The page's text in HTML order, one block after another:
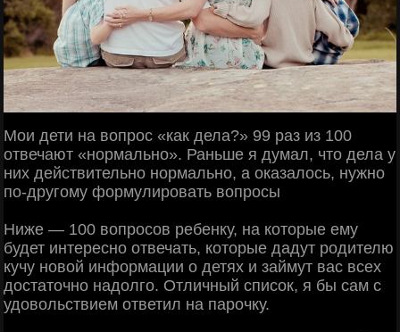
Мои дети на вопрос «как дела?» 99 раз из 100
отвечают «нормально». Раньше я думал, что дела у
них действительно нормально, а оказалось, нужно
по-другому формулировать вопросы
Ниже — 100 вопросов ребенку, на которые ему
будет интересно отвечать, которые дадут родителю
кучу новой информации о детях и займут вас всех
достаточно надолго. Отличный список, я бы сам с
удовольствием ответил на парочку.